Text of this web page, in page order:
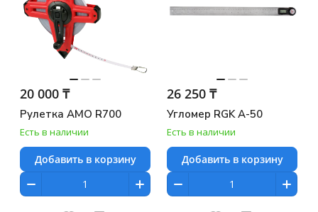
20 000 ₸
Рулетка AMO R700
Есть в наличии
Добавить в корзину
26 250 ₸
Угломер RGK A-50
Есть в наличии
Добавить в корзину